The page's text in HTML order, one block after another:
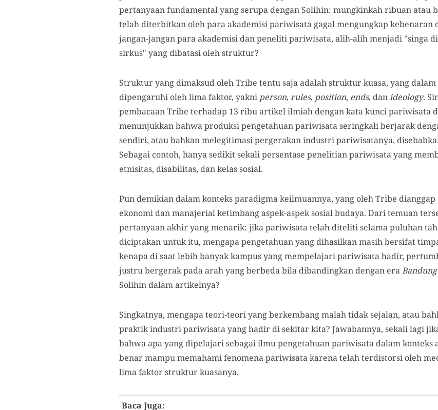
pertanyaan fundamental yang serupa dengan Solihin: mungkinkah ribuan atau
telah diterbitkan oleh para akademisi pariwisata gagal mengungkap
jangan-jangan para akademisi dan peneliti pariwisata, alih-alih menjadi "singa
sirkus" yang dibatasi oleh struktur?
Struktur yang dimaksud oleh Tribe tentu saja adalah struktur kuasa, yang
dipengaruhi oleh lima faktor, yakni person, rules, position, ends, danideology.
pembacaan Tribe terhadap 13 ribu artikel ilmiah dengan kata kunci pariwisata
menunjukkan bahwa produksi pengetahuan pariwisata seringkali berjarak
sendiri, atau bahkan melegitimasi pergerakan industri pariwisatanya,
Sebagai contoh, hanya sedikit sekali persentase penelitian pariwisata yang
etnisitas, disabilitas, dan kelas sosial.
Pun demikian dalam konteks paradigma keilmuannya, yang oleh Tribe
ekonomi dan manajerial ketimbang aspek-aspek sosial budaya. Dari temuan
pertanyaan akhir yang menarik: jika pariwisata telah diteliti selama puluhan
diciptakan untuk itu, mengapa pengetahuan yang dihasilkan masih bersifat
kenapa di saat lebih banyak kampus yang mempelajari pariwisata hadir,
justru bergerak pada arah yang berbeda bila dibandingkan dengan era
Solihin dalam artikelnya?
Singkatnya, mengapa teori-teori yang berkembang malah tidak sejalan, atau
praktik industri pariwisata yang hadir di sekitar kita? Jawabannya, sekali lagi
bahwa apa yang dipelajari sebagai ilmu pengetahuan pariwisata dalam konteks
benar mampu memahami fenomena pariwisata karena telah terdistorsi oleh
lima faktor struktur kuasanya.
Baca Juga: